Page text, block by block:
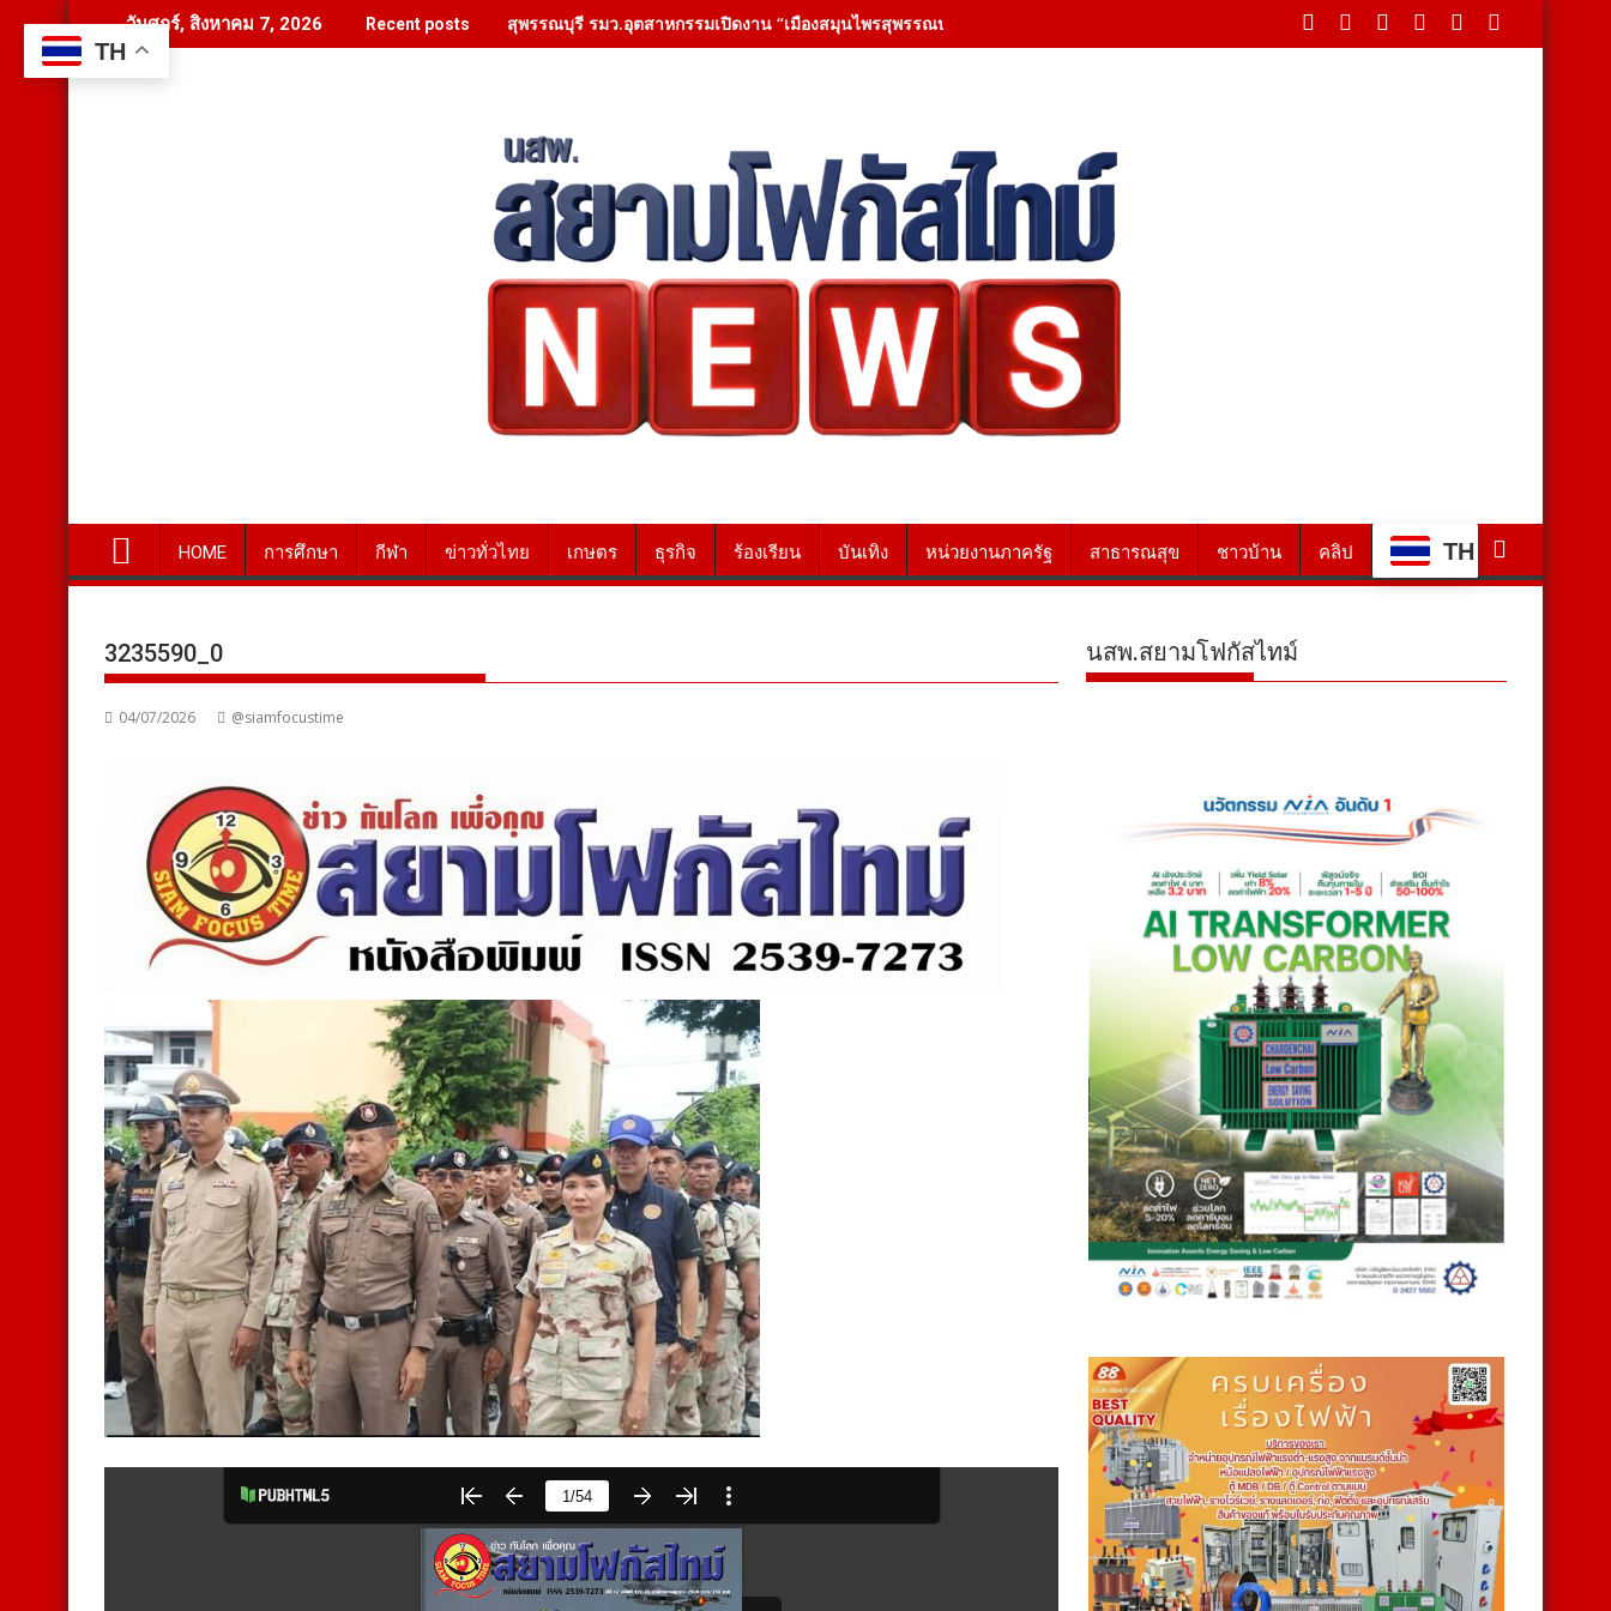
to
content
วันศุกร์, สิงหาคม 7, 2026 Recent posts สุพรรณบุรี รมว.อุตสาหกรรมเปิดงาน “เมืองสมุนไพรสุพรรณบุรี” ส่งเสริมสินค้าเกษตรมูลค่าสูง
HOME การศึกษา กีฬา ข่าวทั่วไทย เกษตร ธุรกิจ ร้องเรียน บันเทิง หน่วยงานภาครัฐ สาธารณสุข ชาวบ้าน คลิป TH
3235590_0
04/07/2026 @siamfocustime
นสพ.สยามโฟกัสไทม์
TH